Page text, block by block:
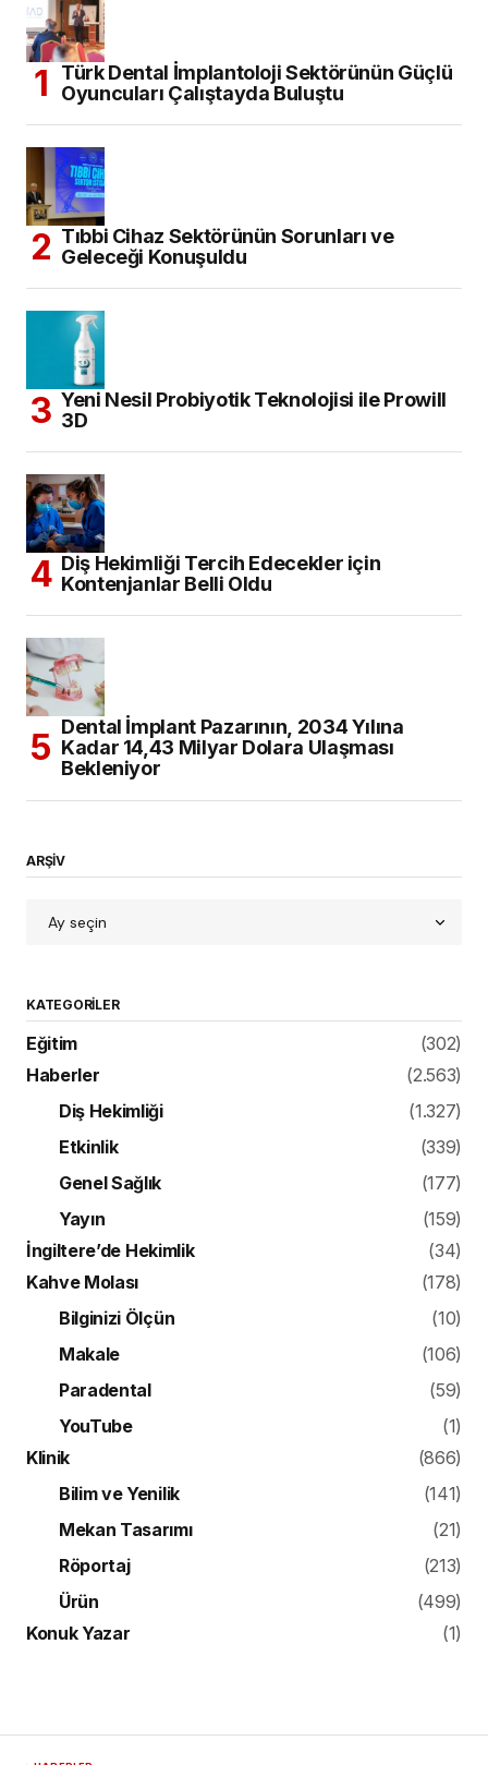
Türk Dental İmplantoloji Sektörünün Güçlü
Oyuncuları Çalıştayda Buluştu
Tıbbi Cihaz Sektörünün Sorunları ve
Geleceği Konuşuldu
Yeni Nesil Probiyotik Teknolojisi ile Prowill
3D
Diş Hekimliği Tercih Edecekler için
Kontenjanlar Belli Oldu
Dental İmplant Pazarının, 2034 Yılına
Kadar 14,43 Milyar Dolara Ulaşması
Bekleniyor
ARŞİV
KATEGORILER
Eğitim
(302)
Haberler
(2.563)
Diş Hekimliği
(1.327)
Etkinlik
(339)
Genel Sağlık
(177)
Yayın
(159)
İngiltere’de Hekimlik
(34)
Kahve Molası
(178)
Bilginizi Ölçün
(10)
Makale
(106)
Paradental
(59)
YouTube
(1)
Klinik
(866)
Bilim ve Yenilik
(141)
Mekan Tasarımı
(21)
Röportaj
(213)
Ürün
(499)
Konuk Yazar
(1)